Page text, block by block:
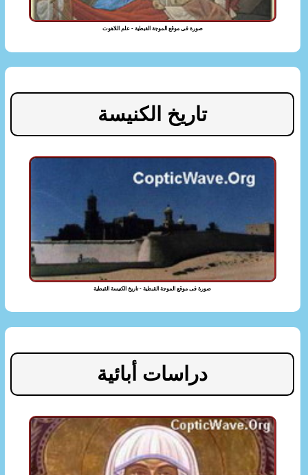
صورة فى موقع الموجة القبطية - علم اللاهوت
تاريخ الكنيسة
صورة فى موقع الموجة القبطية - تاريخ الكنيسة القبطية
دراسات أبائية